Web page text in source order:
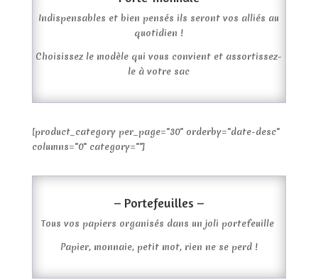
Indispensables et bien pensés ils seront vos alliés au
quotidien !
Choisissez le modèle qui vous convient et assortissez-
le à votre sac
[product_category per_page="30" orderby="date-desc"
columns="0" category=""]
– Portefeuilles –
Tous vos papiers organisés dans un joli portefeuille
Papier, monnaie, petit mot, rien ne se perd !